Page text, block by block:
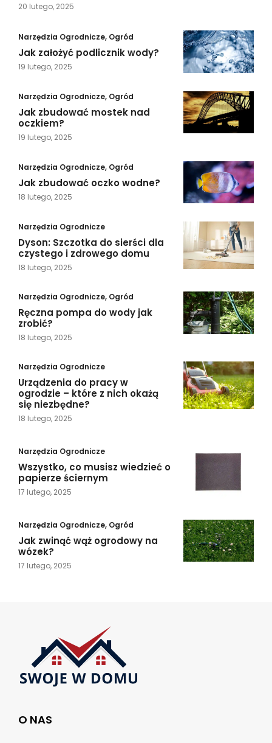
20 lutego, 2025
Narzędzia Ogrodnicze, Ogród
Jak założyć podlicznik wody?
19 lutego, 2025
Narzędzia Ogrodnicze, Ogród
Jak zbudować mostek nad
oczkiem?
19 lutego, 2025
Narzędzia Ogrodnicze, Ogród
Jak zbudować oczko wodne?
18 lutego, 2025
Narzędzia Ogrodnicze
Dyson: Szczotka do sierści dla
czystego i zdrowego domu
18 lutego, 2025
Narzędzia Ogrodnicze, Ogród
Ręczna pompa do wody jak
zrobić?
18 lutego, 2025
Narzędzia Ogrodnicze
Urządzenia do pracy w
ogrodzie – które z nich okażą
się niezbędne?
18 lutego, 2025
Narzędzia Ogrodnicze
Wszystko, co musisz wiedzieć o
papierze ściernym
17 lutego, 2025
Narzędzia Ogrodnicze, Ogród
Jak zwinąć wąż ogrodowy na
wózek?
17 lutego, 2025
O NAS